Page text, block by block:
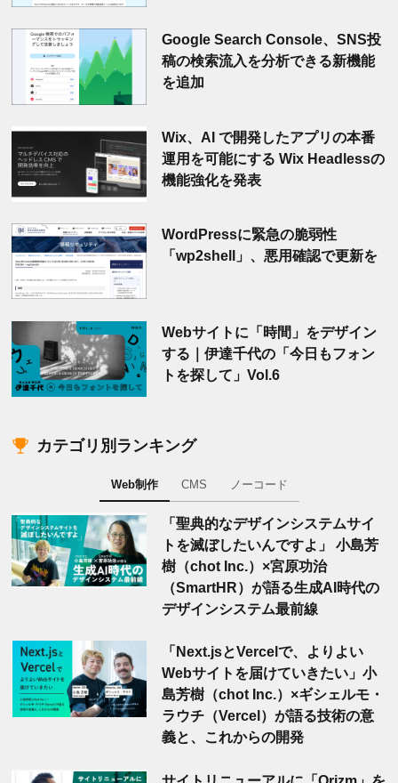
Google Search Console、SNS投
稿の検索流入を分析できる新機能
を追加
Wix、AI で開発したアプリの本番
運用を可能にする Wix Headlessの
機能強化を発表
WordPressに緊急の脆弱性
「wp2shell」、悪用確認で更新を
Webサイトに「時間」をデザイン
する｜伊達千代の「今日もフォン
トを探して」Vol.6
カテゴリ別ランキング
Web制作 CMS ノーコード
「聖典的なデザインシステムサイ
トを滅ぼしたいんですよ」 小島芳
樹（chot Inc.）×宮原功治
（SmartHR）が語る生成AI時代の
デザインシステム最前線
「Next.jsとVercelで、よりよい
Webサイトを届けていきたい」小
島芳樹（chot Inc.）×ギシェルモ・
ラウチ（Vercel）が語る技術の意
義と、これからの開発